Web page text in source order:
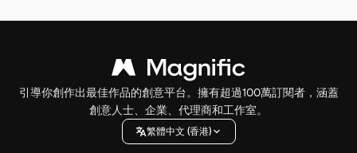
引導你創作出最佳作品的創意平台。擁有超過100萬訂閱者，涵蓋
創意人士、企業、代理商和工作室。
繁體中文 (香港)